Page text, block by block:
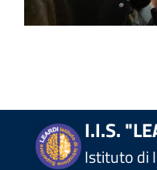
I.I.S.
Istituto di